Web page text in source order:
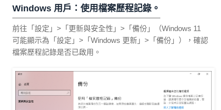
Windows 用戶：使用檔案歷程記錄。
前往「設定」>「更新與安全性」>「備份」（Windows 11
可能顯示為「設定」>「Windows 更新」>「備份」），確認
檔案歷程記錄是否已啟用。